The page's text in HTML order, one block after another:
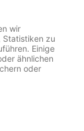
gut
und den
Reparatur-